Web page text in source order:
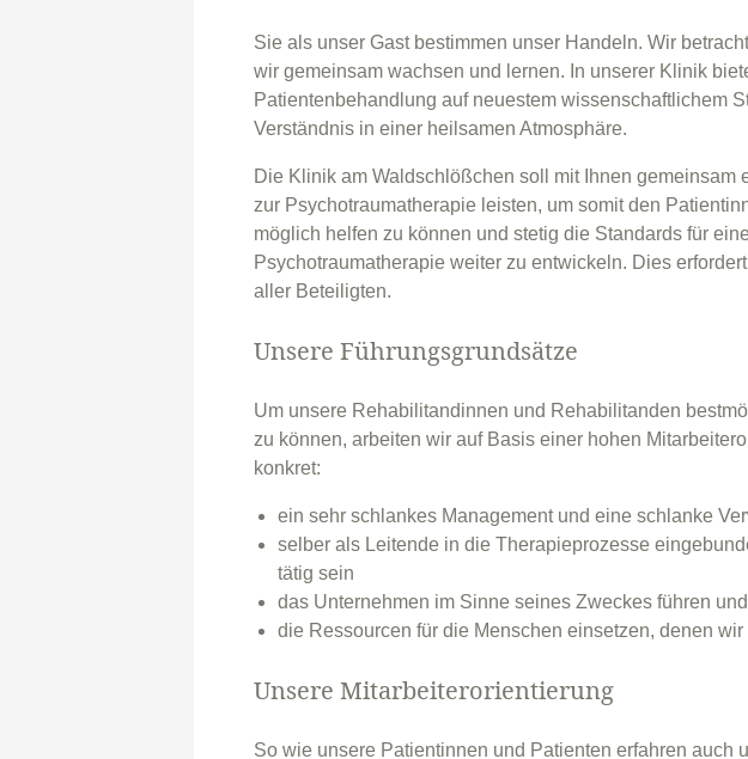
Sie als unser Gast bestimmen unser Handeln. Wir
wir gemeinsam wachsen und lernen. In unserer Klinik
Patientenbehandlung auf neuestem wissenschaftlichem
Verständnis in einer heilsamen Atmosphäre.
Die Klinik am Waldschlößchen soll mit Ihnen gemeinsam
zur Psychotraumatherapie leisten, um somit den
möglich helfen zu können und stetig die Standards für
Psychotraumatherapie weiter zu entwickeln. Dies
aller Beteiligten.
Unsere Führungsgrundsätze
Um unsere Rehabilitandinnen und Rehabilitanden
zu können, arbeiten wir auf Basis einer hohen
konkret:
ein sehr schlankes Management und eine schlanke
selber als Leitende in die Therapieprozesse
tätig sein
das Unternehmen im Sinne seines Zweckes führen und
die Ressourcen für die Menschen einsetzen, denen
Unsere Mitarbeiterorientierung
So wie unsere Patientinnen und Patienten erfahren auch